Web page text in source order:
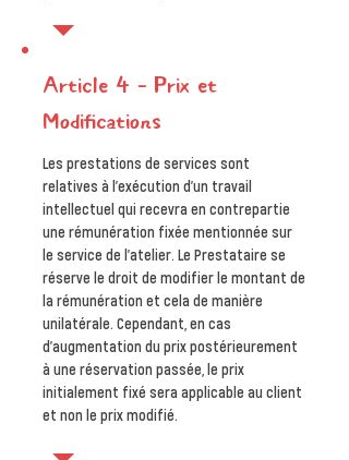
Article 4 – Prix et
Modifications
Les prestations de services sont
relatives à l'exécution d'un travail
intellectuel qui recevra en contrepartie
une rémunération fixée mentionnée sur
le service de l’atelier. Le Prestataire se
réserve le droit de modifier le montant de
la rémunération et cela de manière
unilatérale. Cependant, en cas
d'augmentation du prix postérieurement
à une réservation passée, le prix
initialement fixé sera applicable au client
et non le prix modifié.